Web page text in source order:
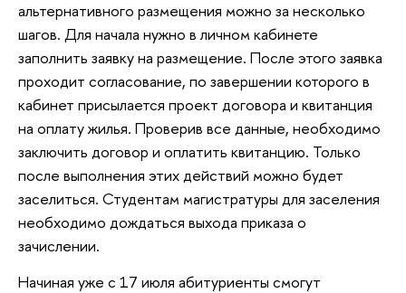
альтернативного размещения можно за несколько
шагов. Для начала нужно в личном кабинете
заполнить заявку на размещение. После этого заявка
проходит согласование, по завершении которого в
кабинет присылается проект договора и квитанция
на оплату жилья. Проверив все данные, необходимо
заключить договор и оплатить квитанцию. Только
после выполнения этих действий можно будет
заселиться. Студентам магистратуры для заселения
необходимо дождаться выхода приказа о
зачислении.
Начиная уже с 17 июля абитуриенты смогут